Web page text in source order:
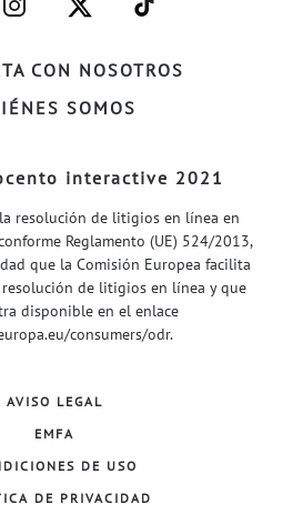
CON NOSOTROS
SOMOS
INSTAGRAM–
TWITTER–WELIFE–
interactive 2021
resolución de litigios en línea en
Reglamento (UE) 524/2013,
que la Comisión Europea facilita
de litigios en línea y que
disponible en el enlace
consumers/odr.
AVISO LEGAL
EMFA
DE USO
DE PRIVACIDAD